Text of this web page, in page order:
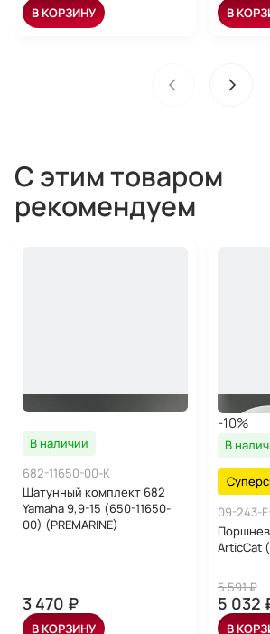
В КОРЗИНУ В
С этим товаром
рекомендуем
В наличии
682-11650-00-K
Шатунный комплект 682
Yamaha 9,9-15 (650-11650-
00) (PREMARINE)
3 470 ₽
В КОРЗИНУ
-10%
В
09-243-
ArticCat
5 591 ₽
5 032
В